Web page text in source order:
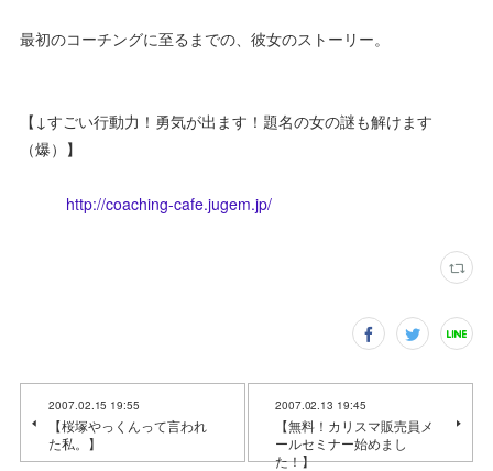
最初のコーチングに至るまでの、彼女のストーリー。
【↓すごい行動力！勇気が出ます！題名の女の謎も解けます
（爆）】
http://coaching-cafe.jugem.jp/
2007.02.15 19:55
【桜塚やっくんって言われ
た私。】
2007.02.13 19:45
【無料！カリスマ販売員メ
ールセミナー始めまし
た！】